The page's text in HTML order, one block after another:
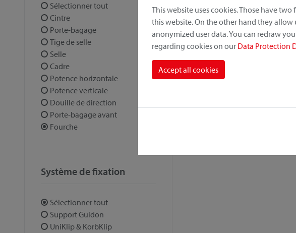
Sélectionner tout
Cintre
Porte-bagage
Tige de selle
Selle
Cadre
Potence horizontale
Potence verticale
Douille de direction
Porte-bagage avant
Fourche
Système de fixation
Sélectionner tout
Support Guidon
UniKlip & KorbKlip
This website uses cookies. Those have
this website. On the other hand they
anonymized user data. You can redraw
regarding cookies on our Data Protection
Accept all cookies